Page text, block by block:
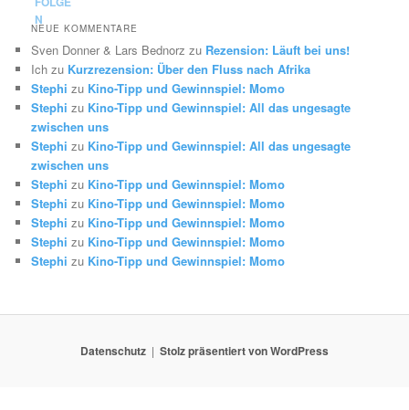
NEUE KOMMENTARE
Sven Donner & Lars Bednorz zu Rezension: Läuft bei uns!
Ich zu Kurzrezension: Über den Fluss nach Afrika
Stephi zu Kino-Tipp und Gewinnspiel: Momo
Stephi zu Kino-Tipp und Gewinnspiel: All das ungesagte
zwischen uns
Stephi zu Kino-Tipp und Gewinnspiel: All das ungesagte
zwischen uns
Stephi zu Kino-Tipp und Gewinnspiel: Momo
Stephi zu Kino-Tipp und Gewinnspiel: Momo
Stephi zu Kino-Tipp und Gewinnspiel: Momo
Stephi zu Kino-Tipp und Gewinnspiel: Momo
Stephi zu Kino-Tipp und Gewinnspiel: Momo
Datenschutz Stolz präsentiert von WordPress